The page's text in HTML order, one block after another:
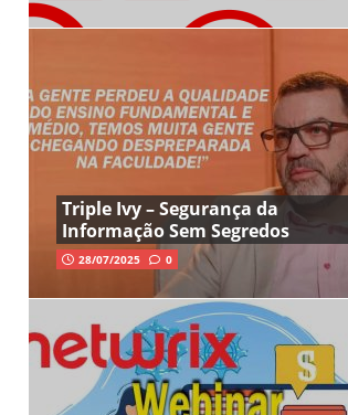
Triple Ivy – Segurança da
Informação Sem Segredos
28/07/2025 0